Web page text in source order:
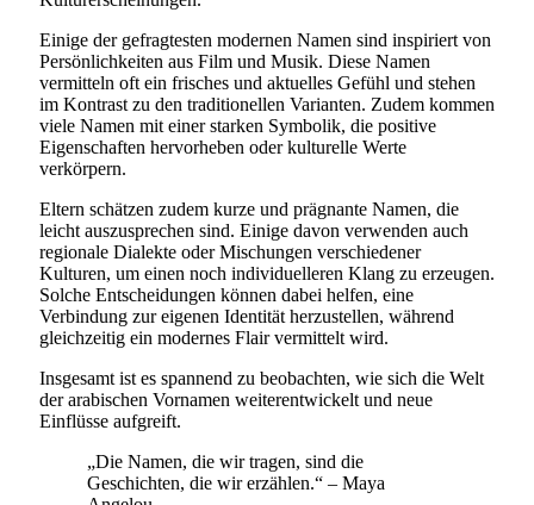
Einige der gefragtesten modernen Namen sind inspiriert von
Persönlichkeiten aus Film und Musik. Diese Namen
vermitteln oft ein frisches und aktuelles Gefühl und stehen
im Kontrast zu den traditionellen Varianten. Zudem kommen
viele Namen mit einer starken Symbolik, die positive
Eigenschaften hervorheben oder kulturelle Werte
verkörpern.
Eltern schätzen zudem kurze und prägnante Namen, die
leicht auszusprechen sind. Einige davon verwenden auch
regionale Dialekte oder Mischungen verschiedener
Kulturen, um einen noch individuelleren Klang zu erzeugen.
Solche Entscheidungen können dabei helfen, eine
Verbindung zur eigenen Identität herzustellen, während
gleichzeitig ein modernes Flair vermittelt wird.
Insgesamt ist es spannend zu beobachten, wie sich die Welt
der arabischen Vornamen weiterentwickelt und neue
Einflüsse aufgreift.
„Die Namen, die wir tragen, sind die
Geschichten, die wir erzählen.“ – Maya